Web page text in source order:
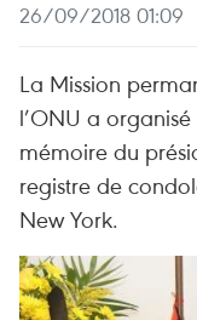
26/09/2018 01:09
La Mission
l’ONU a
mémoire du
registre de
New York.